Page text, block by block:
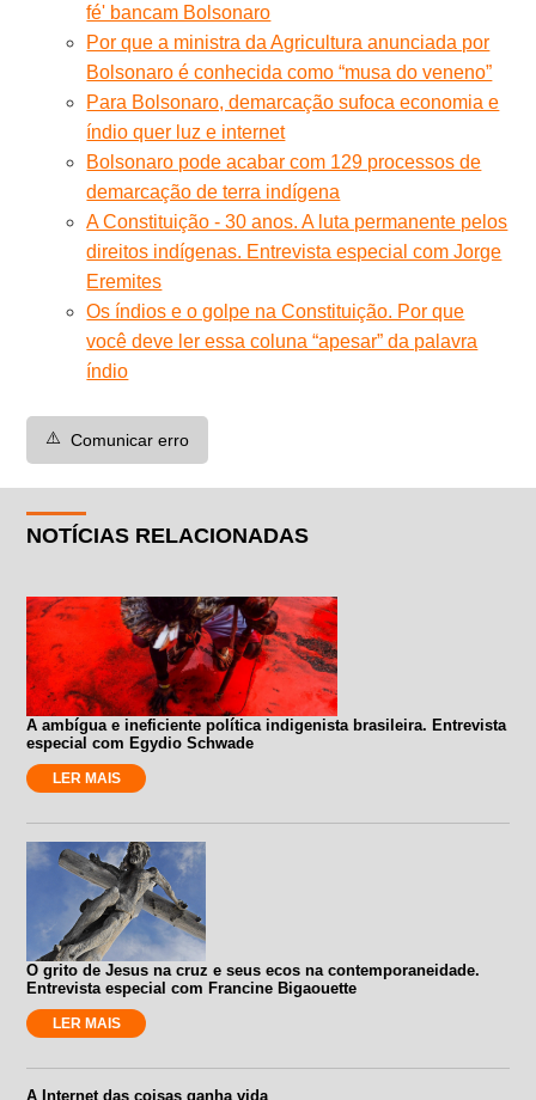
fé' bancam Bolsonaro
Por que a ministra da Agricultura anunciada por
Bolsonaro é conhecida como “musa do veneno”
Para Bolsonaro, demarcação sufoca economia e
índio quer luz e internet
Bolsonaro pode acabar com 129 processos de
demarcação de terra indígena
A Constituição - 30 anos. A luta permanente pelos
direitos indígenas. Entrevista especial com Jorge
Eremites
Os índios e o golpe na Constituição. Por que
você deve ler essa coluna “apesar” da palavra
índio
⚠️ Comunicar erro
NOTÍCIAS RELACIONADAS
A ambígua e ineficiente política indigenista brasileira. Entrevista
especial com Egydio Schwade
LER MAIS
O grito de Jesus na cruz e seus ecos na contemporaneidade.
Entrevista especial com Francine Bigaouette
LER MAIS
A Internet das coisas ganha vida